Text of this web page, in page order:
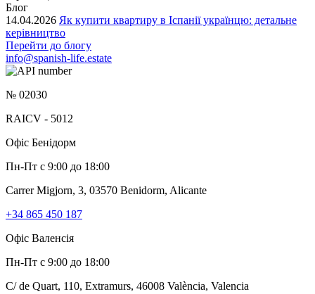
Блог
14.04.2026 Як купити квартиру в Іспанії українцю: детальне
керівництво
Перейти до блогу
info@spanish-life.estate
№ 02030
RAICV - 5012
Офіс Бенідорм
Пн-Пт с 9:00 до 18:00
Carrer Migjorn, 3, 03570 Benidorm, Alicante
+34 865 450 187
Офіс Валенсія
Пн-Пт с 9:00 до 18:00
C/ de Quart, 110, Extramurs, 46008 València, Valencia